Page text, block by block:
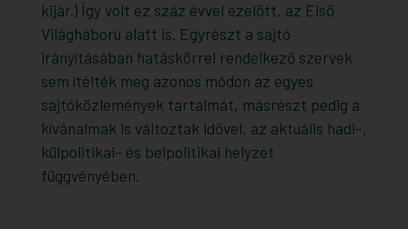
kijár.) Így volt ez száz évvel ezelőtt, az Első
Világháború alatt is. Egyrészt a sajtó
irányításában hatáskörrel rendelkező szervek
sem ítélték meg azonos módon az egyes
sajtóközlemények tartalmát, másrészt pedig a
kívánalmak is változtak idővel, az aktuális hadi-,
külpolitikai- és belpolitikai helyzet
függvényében.